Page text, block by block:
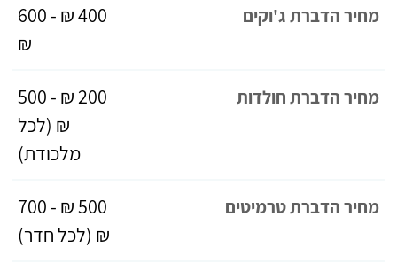
מחיר הדברת ג'וקים
400 ₪ - 600
₪
מחיר הדברת חולדות
200 ₪ - 500
₪ (לכל
מלכודת)
מחיר הדברת טרמיטים
500 ₪ - 700
₪ (לכל חדר)